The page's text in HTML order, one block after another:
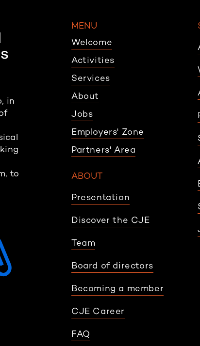
in
to
MENU
Welcome
Activities
Services
About
Jobs
Employers' Zone
Partners' Area
ABOUT
Presentation
Discover the CJE
Team
Board of directors
Becoming a member
CJE Career
FAQ